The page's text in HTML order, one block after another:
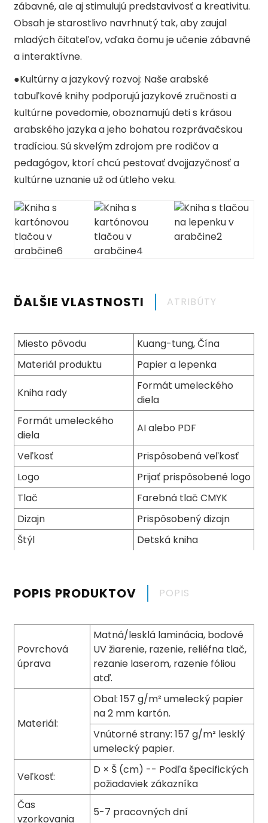
zábavné, ale aj stimulujú predstavivosť a kreativitu.
Obsah je starostlivo navrhnutý tak, aby zaujal
mladých čitateľov, vďaka čomu je učenie zábavné
a interaktívne.
●Kultúrny a jazykový rozvoj: Naše arabské
tabuľkové knihy podporujú jazykové zručnosti a
kultúrne povedomie, oboznamujú deti s krásou
arabského jazyka a jeho bohatou rozprávačskou
tradíciou. Sú skvelým zdrojom pre rodičov a
pedagógov, ktorí chcú pestovať dvojjazyčnosť a
kultúrne uznanie už od útleho veku.
ĎALŠIE VLASTNOSTI ATRIBÚTY
Miesto pôvodu
Kuang-tung, Čína
Materiál produktu
Papier a lepenka
Kniha rady
Formát umeleckého
diela
Formát umeleckého
diela
AI alebo PDF
Veľkosť
Prispôsobená veľkosť
Logo
Prijať prispôsobené logo
Tlač
Farebná tlač CMYK
Dizajn
Prispôsobený dizajn
Štýl
Detská kniha
POPIS PRODUKTOV POPIS
Povrchová
úprava
Matná/lesklá laminácia, bodové
UV žiarenie, razenie, reliéfna tlač,
rezanie laserom, razenie fóliou
atď.
Materiál:
Obal: 157 g/m² umelecký papier
na 2 mm kartón.
Vnútorné strany: 157 g/m² lesklý
umelecký papier.
Veľkosť:
D × Š (cm) -- Podľa špecifických
požiadaviek zákazníka
Čas
vzorkovania
5-7 pracovných dní